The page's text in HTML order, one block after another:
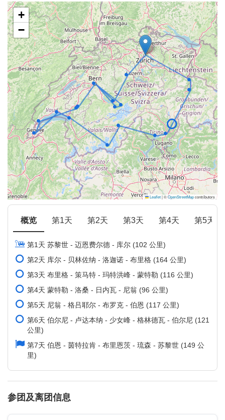
+
−
Leaflet|©OpenStreetMapcontributors
概览 第1天 第2天 第3天 第4天 第5天
第1天 苏黎世 - 迈恩费尔德 - 库尔 (102 公里)
第2天 库尔 - 贝林佐纳 - 洛迦诺 - 布里格 (164 公里)
第3天 布里格 - 策马特 - 玛特洪峰 - 蒙特勒 (116 公里)
第4天 蒙特勒 - 洛桑 - 日内瓦 - 尼翁 (96 公里)
第5天 尼翁 - 格吕耶尔 - 布罗克 - 伯恩 (117 公里)
第6天 伯尔尼 - 卢达本纳 - 少女峰 - 格林德瓦 - 伯尔尼 (121
公里)
第7天 伯恩 - 茵特拉肯 - 布里恩茨 - 琉森 - 苏黎世 (149 公
里)
参团及离团信息